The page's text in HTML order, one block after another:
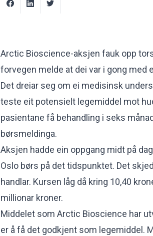
Arctic Bioscience-aksjen fauk opp
forvegen melde at dei var i gong med
Det dreiar seg om ei medisinsk
teste eit potensielt legemiddel mot
pasientane få behandling i seks
børsmeldinga.
Aksjen hadde ein oppgang midt på
Oslo børs på det tidspunktet. Det
handlar. Kursen låg då kring 10,40
millionar kroner.
Middelet som Arctic Bioscience har
er å få det godkjent som legemiddel.